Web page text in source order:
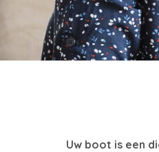
Uw boot is een